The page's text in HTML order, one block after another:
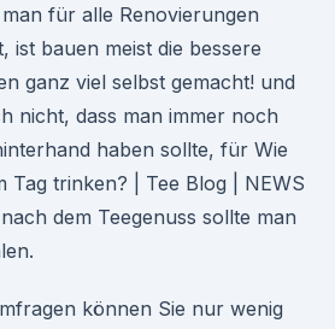
für alle Renovierungen
ist bauen meist die bessere
ganz viel selbst gemacht! und
nicht, dass man immer noch
haben sollte, für Wie
Tag trinken? | Tee Blog | NEWS
dem Teegenuss sollte man
können Sie nur wenig